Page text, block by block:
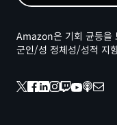
Amazon은 기회 균등을
군인/성 정체성/성적 지